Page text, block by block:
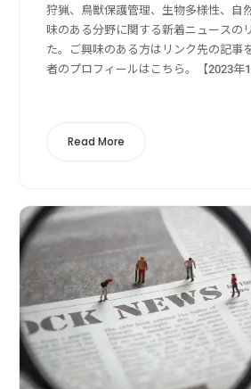
狩猟、鳥獣保護管理、生物多様性、自
味のある分野に関する新着ニュースの
た。ご興味のある方はリンク先の記事
者のプロフィールはこちら。【2023年
Read More